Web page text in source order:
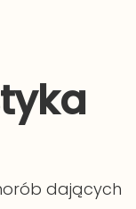
dających